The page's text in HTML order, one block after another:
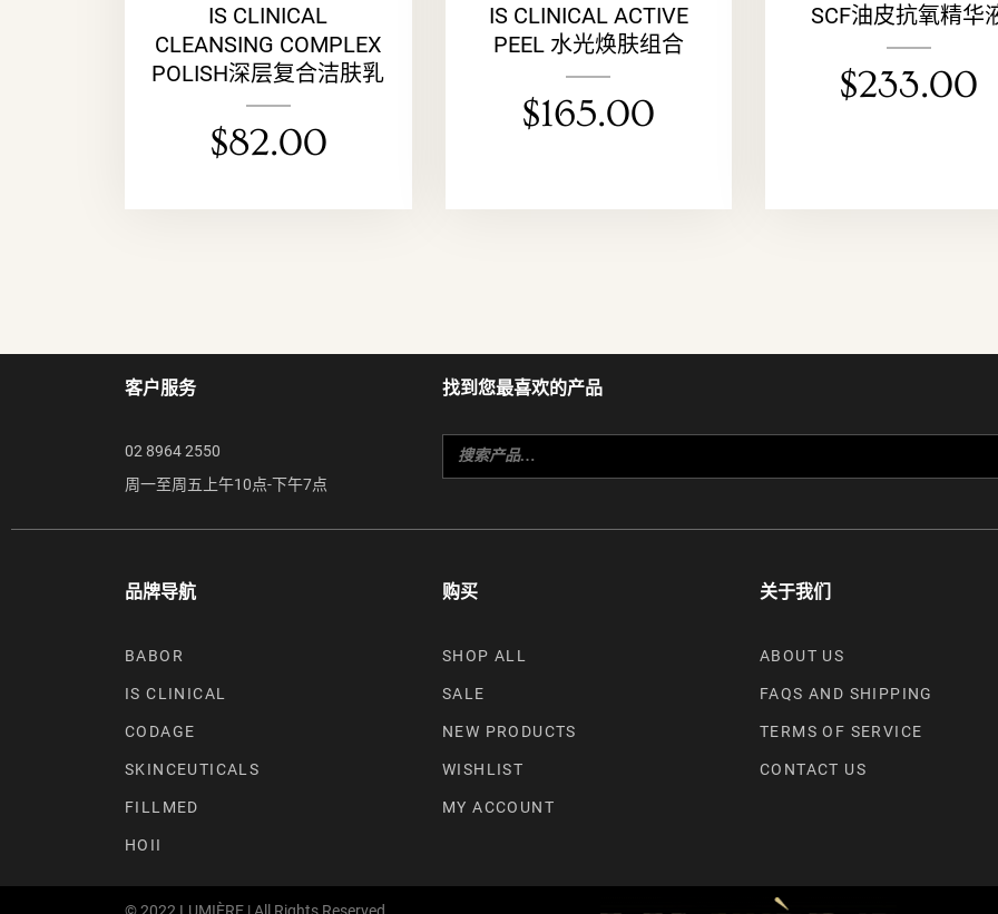
IS CLINICAL
CLEANSING COMPLEX
POLISH深层复合洁肤乳
$82.00
IS CLINICAL ACTIVE
PEEL 水光焕肤组合
$165.00
SCF油皮抗氧精华
$233.00
客户服务
02 8964 2550
周一至周五上午10点-下午7点
找到您最喜欢的产品
品牌导航
BABOR
IS CLINICAL
CODAGE
SKINCEUTICALS
FILLMED
HOII
购买
SHOP ALL
SALE
NEW PRODUCTS
WISHLIST
MY ACCOUNT
关于我们
ABOUT US
FAQS AND SHIPPING
TERMS OF SERVICE
CONTACT US